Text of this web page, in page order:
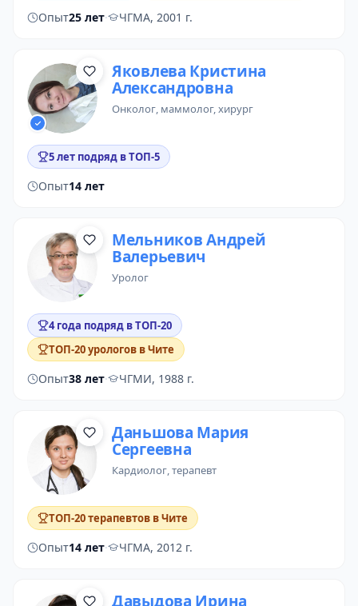
Опыт25 лет· ЧГМА, 2001 г.
Яковлева Кристина
Александровна
онколог, маммолог,хирург
5 лет подряд в ТОП-5
Опыт14 лет
Мельников Андрей
Валерьевич
уролог
4 года подряд в ТОП-20
ТОП-20 урологов в Чите
Опыт38 лет· ЧГМИ, 1988 г.
Даньшова Мария
Сергеевна
кардиолог,терапевт
ТОП-20 терапевтов в Чите
Опыт14 лет· ЧГМА, 2012 г.
Давыдова Ирина